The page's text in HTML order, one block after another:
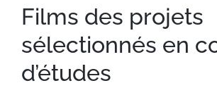
CONCEPTION D’UN PARC
Films des projets
sélectionnés en
d’études